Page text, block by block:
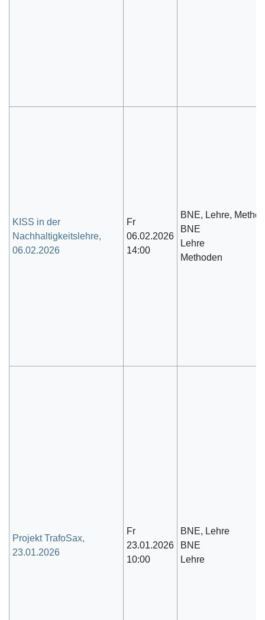
KISS in der
Nachhaltigkeitslehre,
06.02.2026
Fr
06.02.2026
14:00
BNE, Lehre,
BNE
Lehre
Methoden
Projekt TrafoSax,
23.01.2026
Fr
23.01.2026
10:00
BNE, Lehre
BNE
Lehre